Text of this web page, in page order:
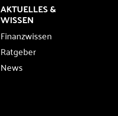
AKTUELLES &
WISSEN
Finanzwissen
Ratgeber
News